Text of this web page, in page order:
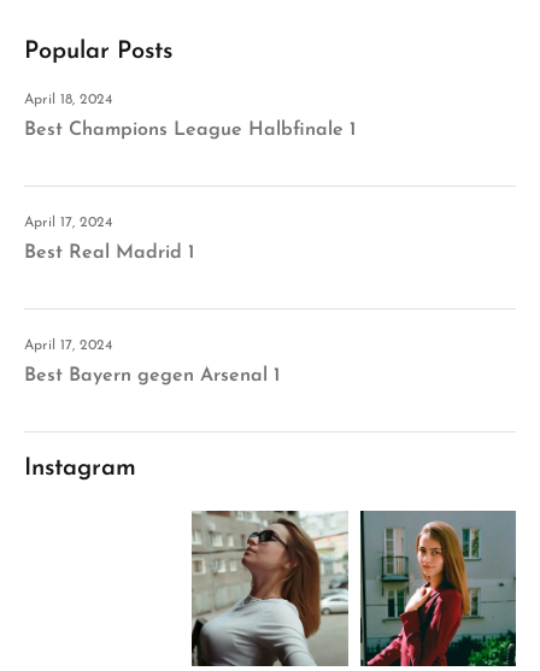
Popular Posts
April 18, 2024
Best Champions League Halbfinale 1
April 17, 2024
Best Real Madrid 1
April 17, 2024
Best Bayern gegen Arsenal 1
Instagram